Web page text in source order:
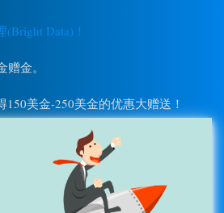
Data)！
金。
美金-250美金的优惠大赠送！